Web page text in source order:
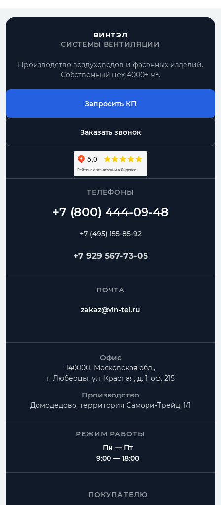
ВИНТЭЛ
СИСТЕМЫ ВЕНТИЛЯЦИИ
Производство воздуховодов и фасонных изделий.
Собственный цех 4000+ м².
Запросить КП
Заказать звонок
ТЕЛЕФОНЫ
+7 (495) 155-85-92
+7 929 567-73-05
ПОЧТА
zakaz@vin-tel.ru
Офис
140000, Московская обл.,
г. Люберцы, ул. Красная, д. 1, оф. 215
Производство
Домодедово, территория Самори-Трейд, 1/1
РЕЖИМ РАБОТЫ
Пн — Пт
9:00 — 18:00
ПОКУПАТЕЛЮ